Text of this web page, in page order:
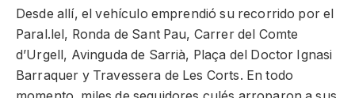
Desde allí, el vehículo emprendió su recorrido por el
Paral.lel, Ronda de Sant Pau, Carrer del Comte
d’Urgell, Avinguda de Sarrià, Plaça del Doctor Ignasi
Barraquer y Travessera de Les Corts. En todo